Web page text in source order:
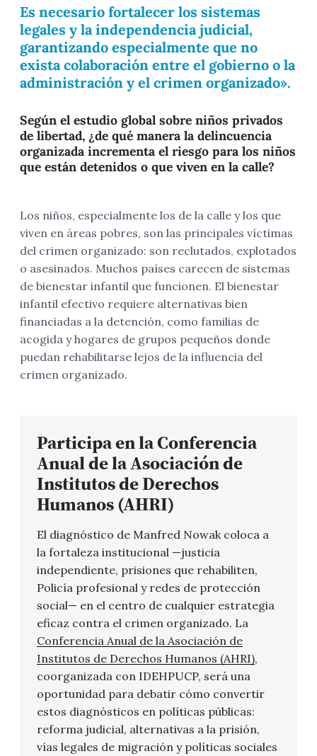
Es necesario fortalecer los sistemas
legales y la independencia judicial,
garantizando especialmente que no
exista colaboración entre el gobierno o la
administración y el crimen organizado».
Según el estudio global sobre niños privados
de libertad, ¿de qué manera la delincuencia
organizada incrementa el riesgo para los niños
que están detenidos o que viven en la calle?
Los niños, especialmente los de la calle y los que
viven en áreas pobres, son las principales víctimas
del crimen organizado: son reclutados, explotados
o asesinados. Muchos países carecen de sistemas
de bienestar infantil que funcionen. El bienestar
infantil efectivo requiere alternativas bien
financiadas a la detención, como familias de
acogida y hogares de grupos pequeños donde
puedan rehabilitarse lejos de la influencia del
crimen organizado.
Participa en la Conferencia
Anual de la Asociación de
Institutos de Derechos
Humanos (AHRI)
El diagnóstico de Manfred Nowak coloca a
la fortaleza institucional —justicia
independiente, prisiones que rehabiliten,
Policía profesional y redes de protección
social— en el centro de cualquier estrategia
eficaz contra el crimen organizado. La
Conferencia Anual de la Asociación de
Institutos de Derechos Humanos (AHRI),
coorganizada con IDEHPUCP, será una
oportunidad para debatir cómo convertir
estos diagnósticos en políticas públicas:
reforma judicial, alternativas a la prisión,
vías legales de migración y políticas sociales